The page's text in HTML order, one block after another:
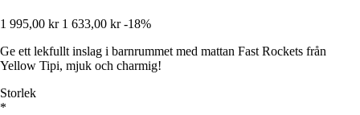
1 995,00 kr 1 633,00 kr -18%
Ge ett lekfullt inslag i barnrummet med mattan Fast Rockets från
Yellow Tipi, mjuk och charmig!
Storlek
*